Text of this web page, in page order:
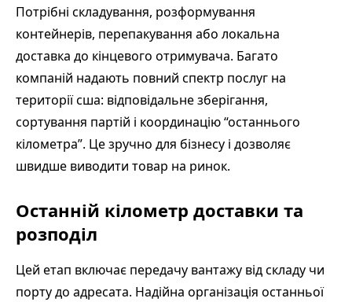
Потрібні складування, розформування
контейнерів, перепакування або локальна
доставка до кінцевого отримувача. Багато
компаній надають повний спектр послуг на
території сша: відповідальне зберігання,
сортування партій і координацію “останнього
кілометра”. Це зручно для бізнесу і дозволяє
швидше виводити товар на ринок.
Останній кілометр доставки та
розподіл
Цей етап включає передачу вантажу від складу чи
порту до адресата. Надійна організація останньої